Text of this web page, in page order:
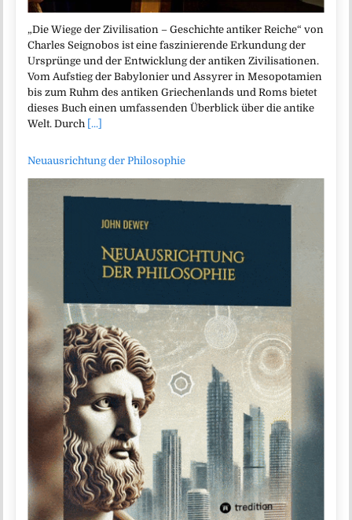
„Die Wiege der Zivilisation – Geschichte antiker Reiche“ von
Charles Seignobos ist eine faszinierende Erkundung der
Ursprünge und der Entwicklung der antiken Zivilisationen.
Vom Aufstieg der Babylonier und Assyrer in Mesopotamien
bis zum Ruhm des antiken Griechenlands und Roms bietet
dieses Buch einen umfassenden Überblick über die antike
Welt. Durch [...]
Neuausrichtung der Philosophie